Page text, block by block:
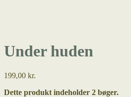
Under huden
199,00 kr.
Dette produkt indeholder 2 bøger.